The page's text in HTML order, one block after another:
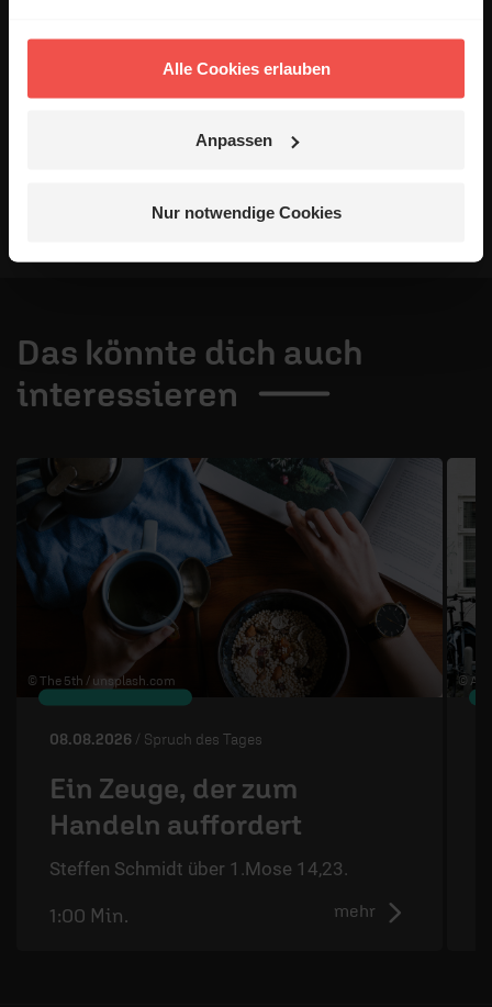
Alle Cookies erlauben
Anpassen
Nur notwendige Cookies
Veröffentlichung besteht nicht. Bitte beachten Sie beim
Absenden
Das könnte dich auch
interessieren
© The 5th / unsplash.com
08.08.2026 / Spruch des Tages
Ein Zeuge, der zum
Handeln auffordert
Steffen Schmidt über 1.Mose 14,23.
mehr
1:00 Min.
©